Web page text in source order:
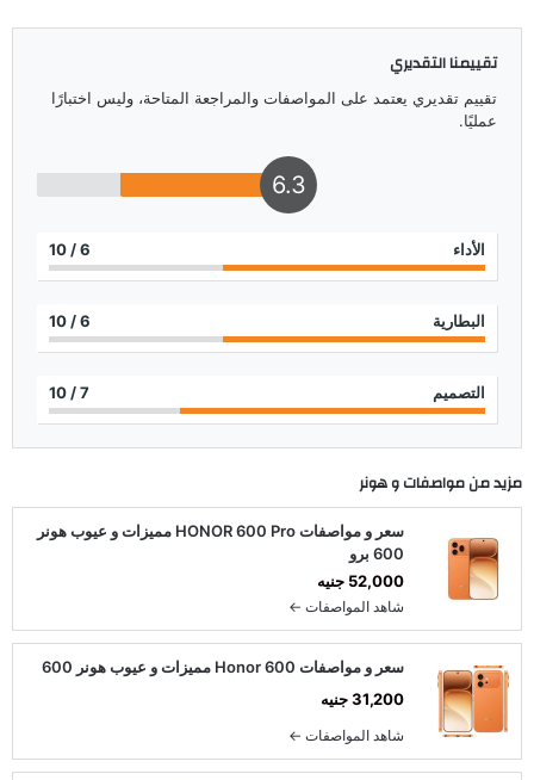
تقييمنا التقديري
تقييم تقديري يعتمد على المواصفات والمراجعة المتاحة، وليس اختبارًا
عمليًا.
6.3
الأداء 6
/ 10
البطارية 6
/ 10
التصميم 7
/ 10
مزيد من مواصفات وهونر
سعر و مواصفات HONOR 600 Pro مميزات و عيوب هونر
600 برو
52,000 جنيه
شاهد المواصفات ←
سعر و مواصفات Honor 600 مميزات و عيوب هونر 600
31,200 جنيه
شاهد المواصفات ←